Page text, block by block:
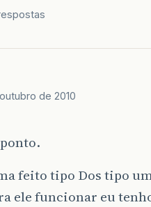
de 2010
feito tipo Dos tipo
ele funcionar eu